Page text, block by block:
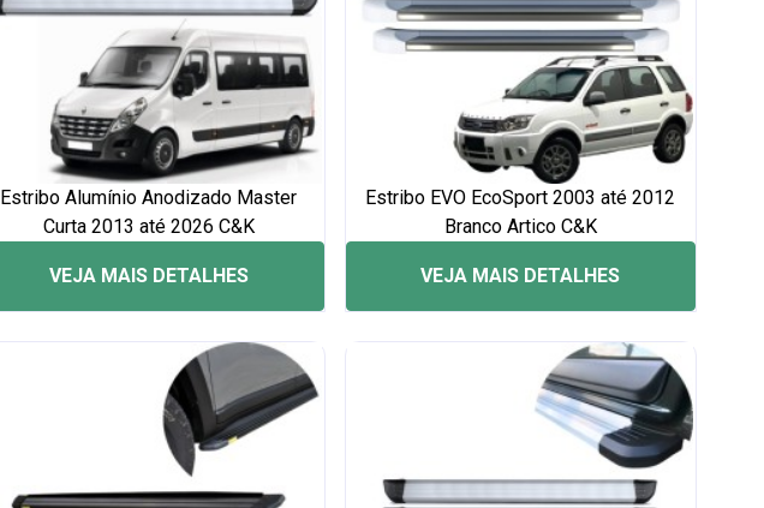
Estribo Alumínio Anodizado Master
Curta 2013 até 2026 C&K
VEJA MAIS DETALHES
Estribo EVO EcoSport 2003 até 2012
Branco Artico C&K
VEJA MAIS DETALHES